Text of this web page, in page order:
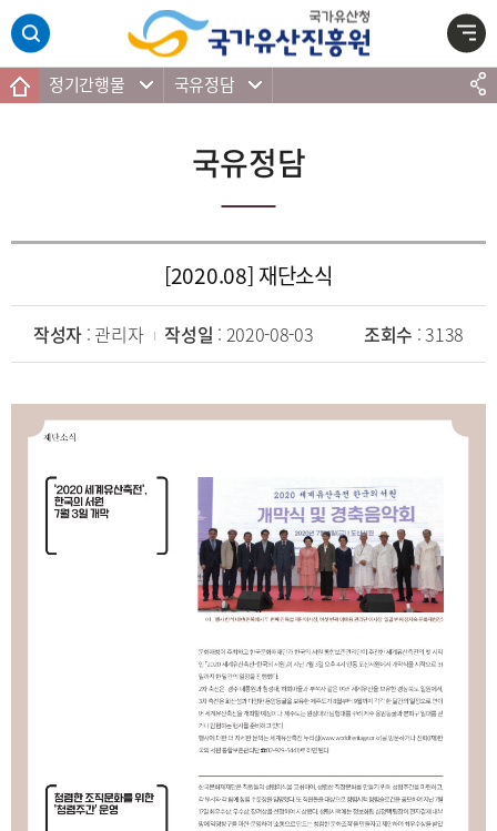
본문 바로가기
주메뉴 바로가기
하단 바로가기
정기간행물 국유정담
국유정담
[2020.08] 재단소식
작성자 : 관리자 작성일 : 2020-08-03 조회수 : 3138